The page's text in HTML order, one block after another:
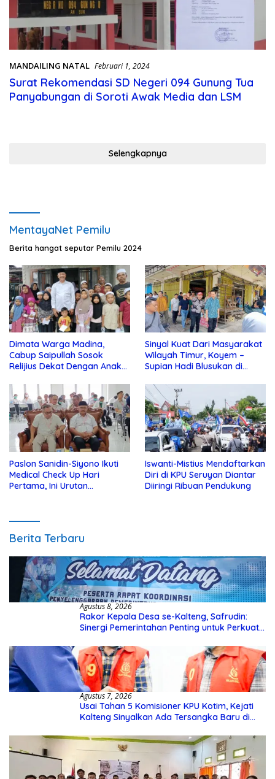
MANDAILING NATAL Februari 1, 2024
Surat Rekomendasi SD Negeri 094 Gunung Tua
Panyabungan di Soroti Awak Media dan LSM
Selengkapnya
MentayaNet Pemilu
Berita hangat seputar Pemilu 2024
Dimata Warga Madina,
Cabup Saipullah Sosok
Relijius Dekat Dengan Anak
Sinyal Kuat Dari Masyarakat
Wilayah Timur, Koyem –
Supian Hadi Blusukan di
Paslon Sanidin-Siyono Ikuti
Medical Check Up Hari
Pertama, Ini Urutan
Iswanti-Mistius Mendaftarkan
Diri di KPU Seruyan Diantar
Diiringi Ribuan Pendukung
Berita Terbaru
Agustus 8, 2026
Rakor Kepala Desa se-Kalteng, Safrudin:
Sinergi Pemerintahan Penting untuk Perkuat
Agustus 7, 2026
Usai Tahan 5 Komisioner KPU Kotim, Kejati
Kalteng Sinyalkan Ada Tersangka Baru di